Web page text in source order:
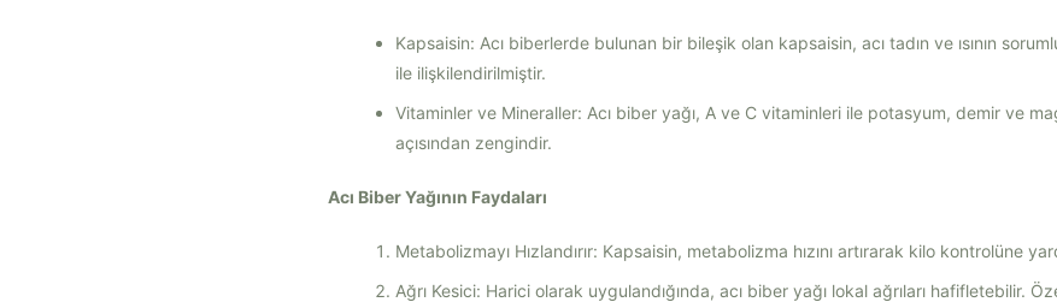
Kapsaisin: Acı biberlerde bulunan bir bileşik olan kapsaisin, acı tadın ve ısının
ile ilişkilendirilmiştir.
Vitaminler ve Mineraller: Acı biber yağı, A ve C vitaminleri ile potasyum, demir ve
açısından zengindir.
Acı Biber Yağının Faydaları
Metabolizmayı Hızlandırır: Kapsaisin, metabolizma hızını artırarak kilo kontrolüne
Ağrı Kesici: Harici olarak uygulandığında, acı biber yağı lokal ağrıları hafifletebilir.